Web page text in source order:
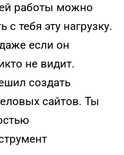
работы можно
с тебя эту нагрузку.
если он
не видит.
создать
сайтов. Ты